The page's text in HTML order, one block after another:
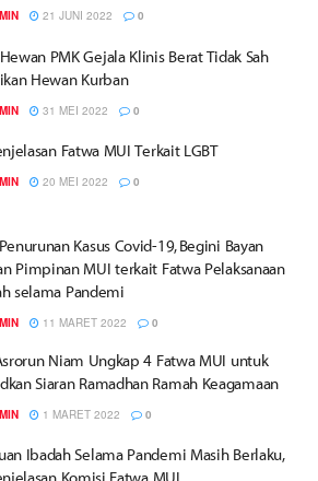
21 JUNI 2022 0
PMK Gejala Klinis Berat Tidak Sah
Hewan Kurban
31 MEI 2022 0
Fatwa MUI Terkait LGBT
20 MEI 2022 0
Kasus Covid-19, Begini Bayan
Pimpinan MUI terkait Fatwa Pelaksanaan
selama Pandemi
11 MARET 2022 0
Niam Ungkap 4 Fatwa MUI untuk
Siaran Ramadhan Ramah Keagamaan
1 MARET 2022 0
Ibadah Selama Pandemi Masih Berlaku,